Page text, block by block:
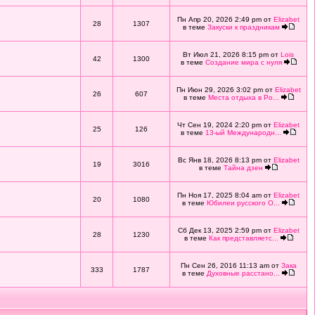
28 1307
Пн Апр 20, 2026 2:49 pm от Elizabet
в теме Закуски к праздникам
42 1300
Вт Июл 21, 2026 8:15 pm от Lois
в теме Создание мира с нуля
26 607
Пн Июн 29, 2026 3:02 pm от Elizabet
в теме Места отдыха в Ро...
25 126
Чт Сен 19, 2024 2:20 pm от Elizabet
в теме 13-ый Международн...
19 3016
Вс Янв 18, 2026 8:13 pm от Elizabet
в теме Тайна дзен
20 1080
Пн Ноя 17, 2025 8:04 am от Elizabet
в теме Юбилеи русского О...
28 1230
Сб Дек 13, 2025 2:59 pm от Elizabet
в теме Как представляетс...
333 1787
Пн Сен 26, 2016 11:13 am от Зака
в теме Духовные расстано...